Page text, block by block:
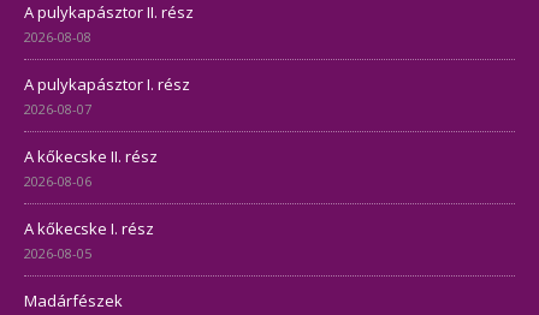
A pulykapásztor II. rész
2026-08-08
A pulykapásztor I. rész
2026-08-07
A kőkecske II. rész
2026-08-06
A kőkecske I. rész
2026-08-05
Madárfészek